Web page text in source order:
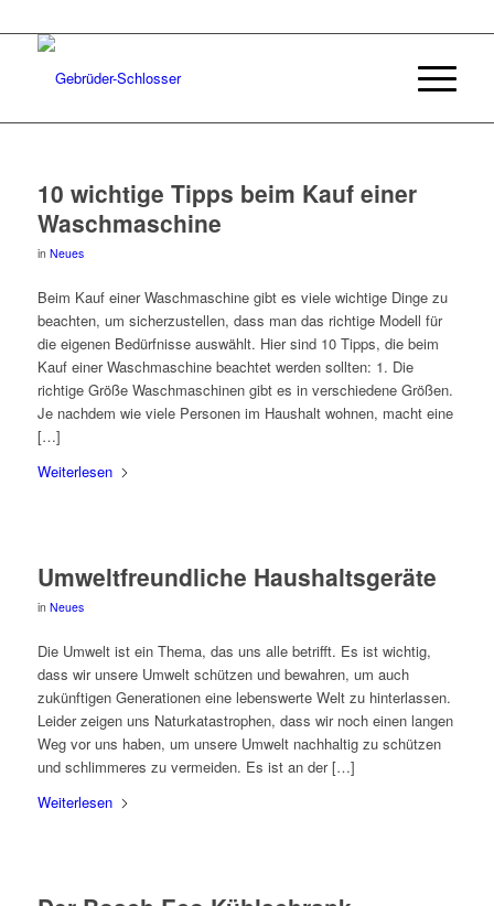
10 wichtige Tipps beim Kauf einer
Waschmaschine
in Neues
Beim Kauf einer Waschmaschine gibt es viele wichtige Dinge zu
beachten, um sicherzustellen, dass man das richtige Modell für
die eigenen Bedürfnisse auswählt. Hier sind 10 Tipps, die beim
Kauf einer Waschmaschine beachtet werden sollten: 1. Die
richtige Größe Waschmaschinen gibt es in verschiedene Größen.
Je nachdem wie viele Personen im Haushalt wohnen, macht eine
[…]
Weiterlesen
Umweltfreundliche Haushaltsgeräte
in Neues
Die Umwelt ist ein Thema, das uns alle betrifft. Es ist wichtig,
dass wir unsere Umwelt schützen und bewahren, um auch
zukünftigen Generationen eine lebenswerte Welt zu hinterlassen.
Leider zeigen uns Naturkatastrophen, dass wir noch einen langen
Weg vor uns haben, um unsere Umwelt nachhaltig zu schützen
und schlimmeres zu vermeiden. Es ist an der […]
Weiterlesen